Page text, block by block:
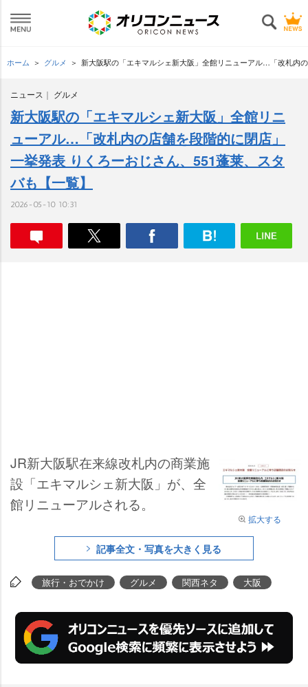
ホーム グルメ 新大阪駅の「エキマルシェ新大阪」全館リニューアル…「改札内
ニュース グルメ
新大阪駅の「エキマルシェ新大阪」全館リニ
ューアル…「改札内の店舗を段階的に閉店」
一挙発表 りくろーおじさん、551蓬莱、スタ
バも【一覧】
2026-05-10 10:31
拡大する
JR新大阪駅在来線改札内の商業施
設「エキマルシェ新大阪」が、全
館リニューアルされる。
記事全文・写真を大きく見る
旅行・おでかけ グルメ 関西ネタ 大阪